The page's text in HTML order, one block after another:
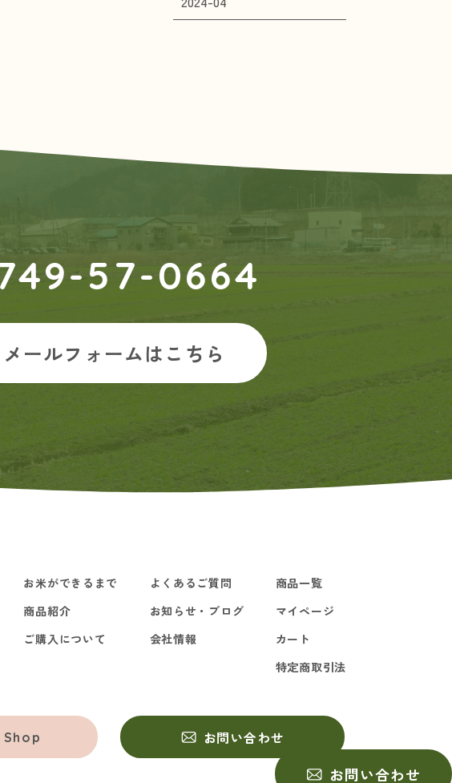
お問い合わせ
57-0664
メールフォームはこちら
お米ができるまで
商品紹介
ご購入について
よくあるご質問
お知らせ・ブログ
会社情報
商品一覧
マイページ
カート
特定商取引法
お問い合わせ